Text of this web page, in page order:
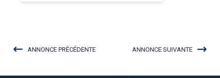
ANNONCE PRÉCÉDENTE ANNONCE SUIVANTE